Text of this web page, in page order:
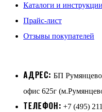
Каталоги и
Прайс-лист
Отзывы покупателей
АДРЕС: БП
офис 625г
ТЕЛЕФОН: +7 (495)